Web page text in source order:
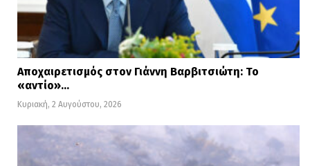
Αποχαιρετισμός στον Γιάννη Βαρβιτσιώτη: Το
«αντίο»…
Κυριακή, 2 Αυγούστου, 2026